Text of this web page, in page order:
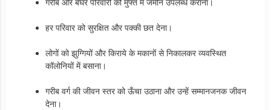
गरीब और बेघर परिवारों को मुफ्त में जमीन उपलब्ध कराना।
हर परिवार को सुरक्षित और पक्की छत देना।
लोगों को झुग्गियों और किराये के मकानों से निकालकर व्यवस्थित
कॉलोनियों में बसाना।
गरीब वर्ग की जीवन स्तर को ऊँचा उठाना और उन्हें सम्मानजनक जीवन
देना।